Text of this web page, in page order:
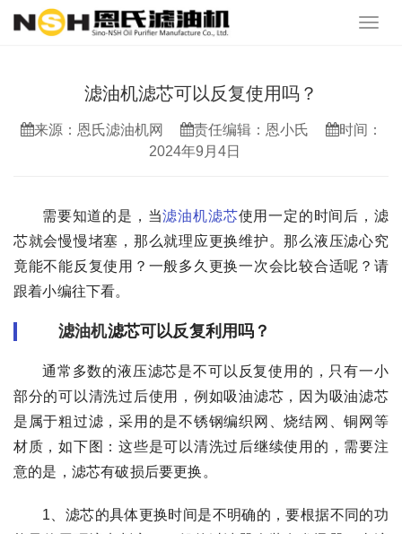
滤油机滤芯可以反复使用吗？
来源：恩氏滤油机网 责任编辑：恩小氏
时间：
2024年9月4日
需要知道的是，当滤油机滤芯使用一定的时间后，滤
芯就会慢慢堵塞，那么就理应更换维护。那么液压滤心究
竟能不能反复使用？一般多久更换一次会比较合适呢？请
跟着小编往下看。
滤油机滤芯可以反复利用吗？
通常多数的液压滤芯是不可以反复使用的，只有一小
部分的可以清洗过后使用，例如吸油滤芯，因为吸油滤芯
是属于粗过滤，采用的是不锈钢编织网、烧结网、铜网等
材质，如下图：这些是可以清洗过后继续使用的，需要注
意的是，滤芯有破损后要更换。
1、滤芯的具体更换时间是不明确的，要根据不同的功